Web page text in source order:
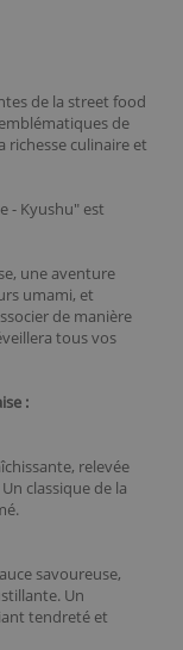
de la street food
de
richesse culinaire et
- Kyushu" est
une aventure
umami, et
de manière
tous vos
:
relevée
classique de la
savoureuse,
Un
tendreté et